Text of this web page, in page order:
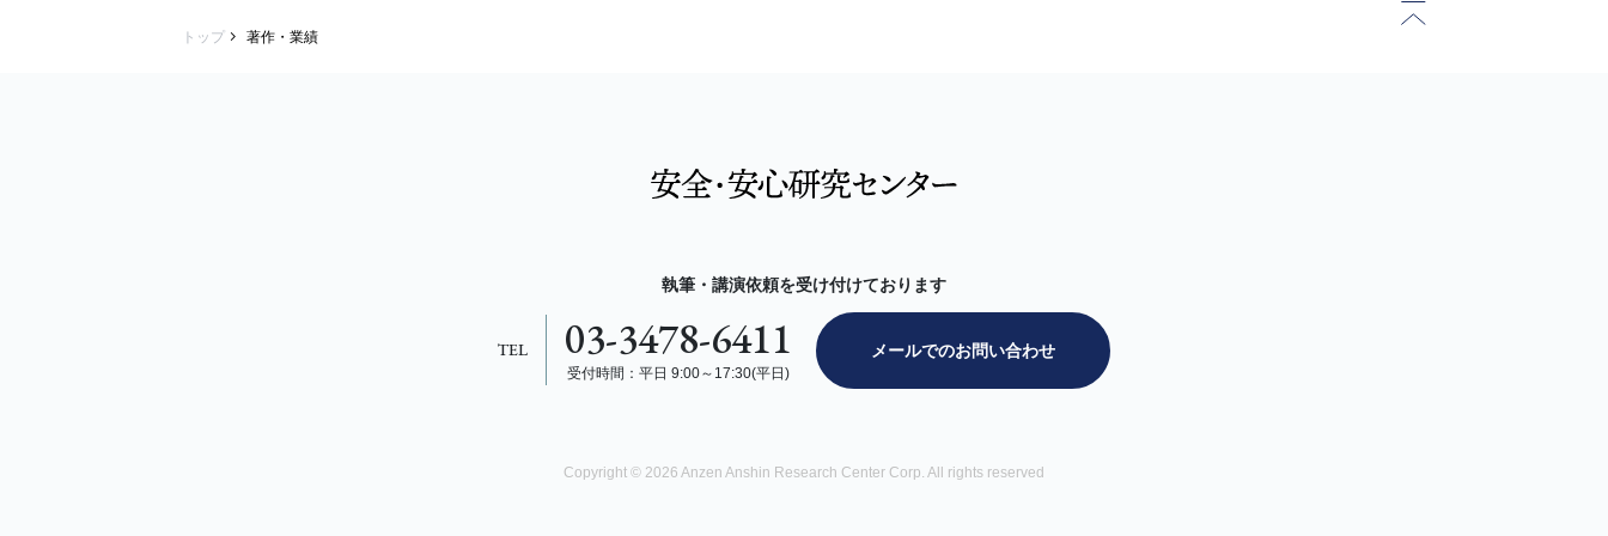
トップ 著作・業績
執筆・講演依頼を受け付けております
TEL 03-3478-6411
受付時間：平日 9:00～17:30(平日)
メールでのお問い合わせ
Copyright © 2026 Anzen Anshin Research Center Corp. All rights reserved